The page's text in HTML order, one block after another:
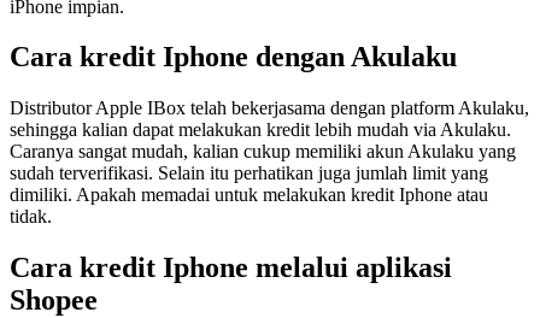
iPhone impian.
Cara kredit Iphone dengan Akulaku
Distributor Apple IBox telah bekerjasama dengan platform Akulaku,
sehingga kalian dapat melakukan kredit lebih mudah via Akulaku.
Caranya sangat mudah, kalian cukup memiliki akun Akulaku yang
sudah terverifikasi. Selain itu perhatikan juga jumlah limit yang
dimiliki. Apakah memadai untuk melakukan kredit Iphone atau
tidak.
Cara kredit Iphone melalui aplikasi
Shopee